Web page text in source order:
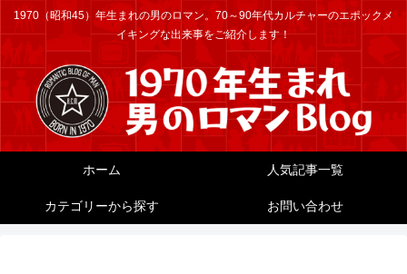
1970（昭和45）年生まれの男のロマン。70～90年代カルチャーのエポックメ
イキングな出来事をご紹介します！
ホーム 人気記事一覧
カテゴリーから探す お問い合わせ